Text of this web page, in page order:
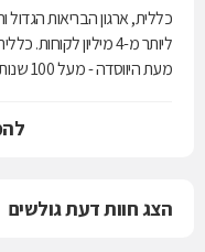
כללית, ארגון הבריאות
ליותר מ-4 מיליון
מעת
הצג חוות דעת גולשים